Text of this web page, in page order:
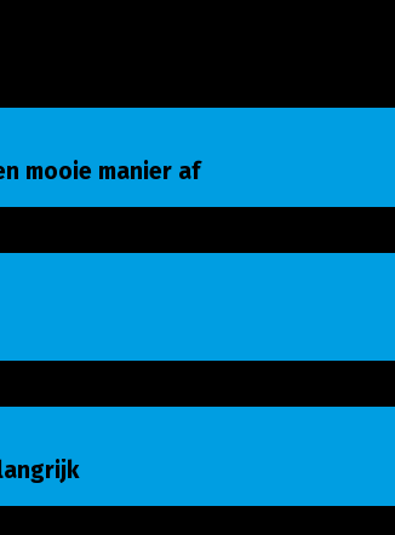
mooie manier af
manier af